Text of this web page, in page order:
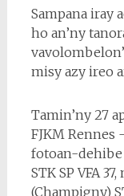
Sampana iray
ho an’ny
misy azy ireo
Tamin’ny 27
FJKM Rennes
fotoan-dehibe
STK SP VFA
(Champigny)